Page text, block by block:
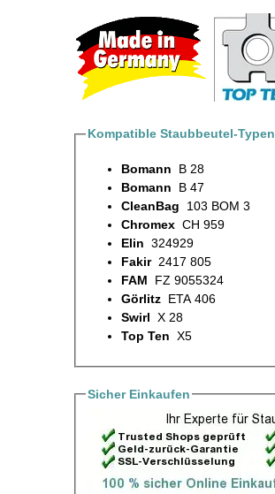
Kompatible Staubbeutel-Typen
Bomann B 28
Bomann B 47
CleanBag 103 BOM 3
ChromexCH 959
Elin 324929
Fakir2417 805
FAM FZ 9055324
GörlitzETA 406
Swirl X 28
Top Ten X5
Sicher Einkaufen